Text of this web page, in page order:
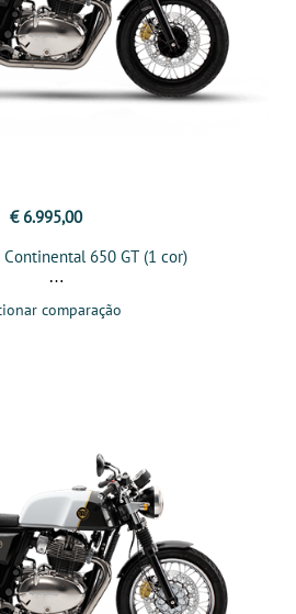
€ 6.995,00
650 GT (1 cor)
comparação